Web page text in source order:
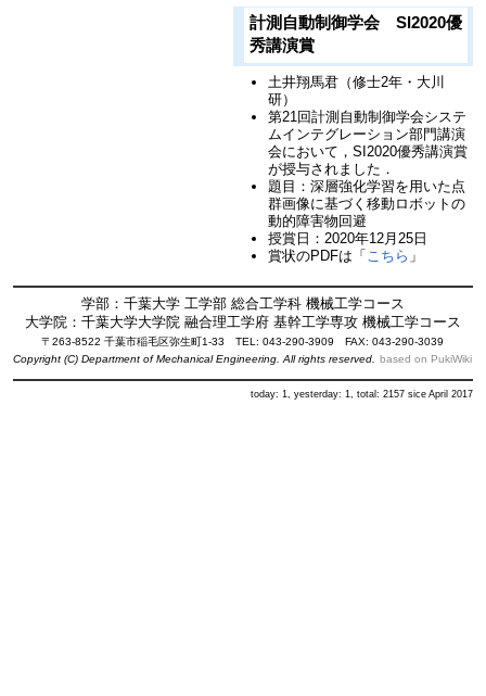
計測自動制御学会 SI2020優
秀講演賞
土井翔馬君（修士2年・大川
研）
第21回計測自動制御学会システ
ムインテグレーション部門講演
会において，SI2020優秀講演賞
が授与されました．
題目：深層強化学習を用いた点
群画像に基づく移動ロボットの
動的障害物回避
授賞日：2020年12月25日
賞状のPDFは「 こちら 」
学部：千葉大学 工学部 総合工学科 機械工学コース
大学院：千葉大学大学院 融合理工学府 基幹工学専攻 機械工学コース
〒263-8522 千葉市稲毛区弥生町1-33 TEL: 043-290-3909 FAX: 043-290-3039
Copyright (C) Department of Mechanical Engineering. All rights reserved.
based on PukiWiki
today: 1, yesterday: 1, total: 2157 sice April 2017